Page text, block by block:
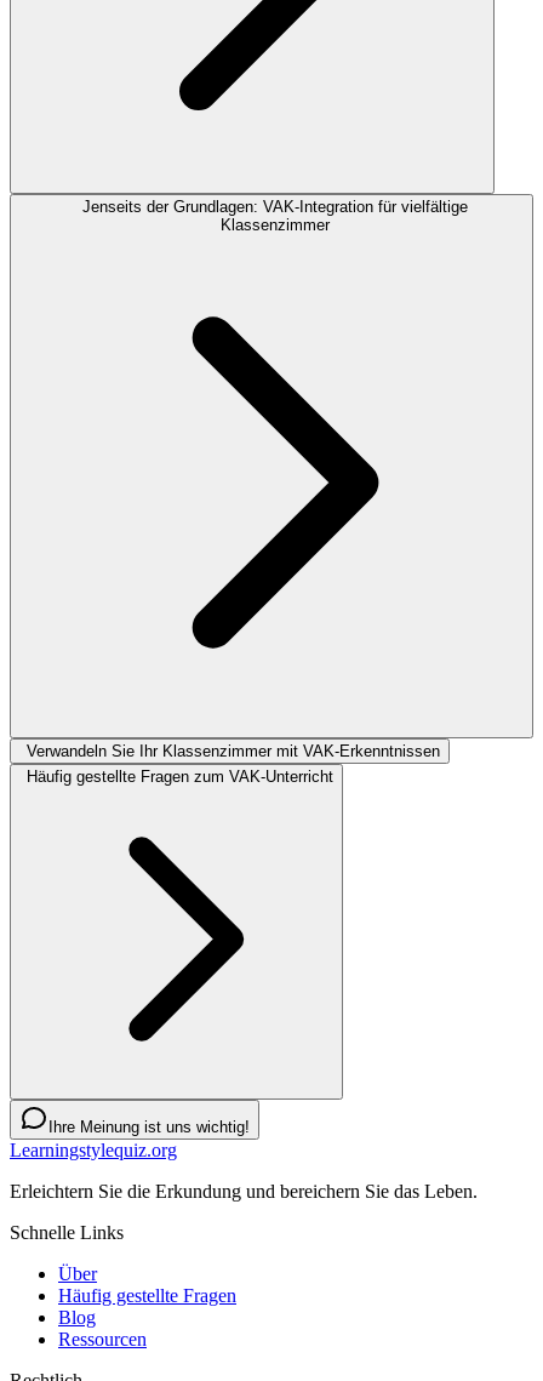
Jenseits der Grundlagen: VAK-Integration für vielfältige
Klassenzimmer
Verwandeln Sie Ihr Klassenzimmer mit VAK-Erkenntnissen
Häufig gestellte Fragen zum VAK-Unterricht
Ihre Meinung ist uns wichtig!
Learningstylequiz.org
Erleichtern Sie die Erkundung und bereichern Sie das Leben.
Schnelle Links
Über
Häufig gestellte Fragen
Blog
Ressourcen